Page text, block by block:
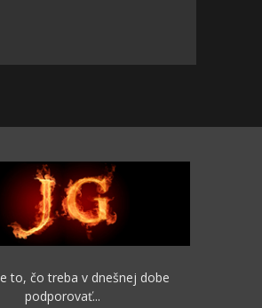
to, čo treba v dnešnej dobe
podporovať...